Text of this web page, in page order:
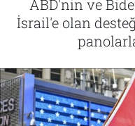
ABD'nin ve
İsrail'e olan
Tarih
İletişim